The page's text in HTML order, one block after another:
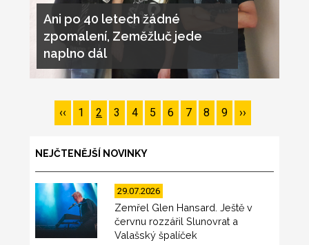
Ani po 40 letech žádné
zpomalení, Zeměžluč jede
naplno dál
Pagination
Předchozí
stránka
‹‹ Page
1 Page
2 Page
3 Page
4 Page
5 Page
6 Page
7 Page
8 Page
9
Následující
stránka
››
NEJČTENĚJŠÍ NOVINKY
29.07.2026
Zemřel Glen Hansard. Ještě v
červnu rozzářil Slunovrat a
Valašský špalíček